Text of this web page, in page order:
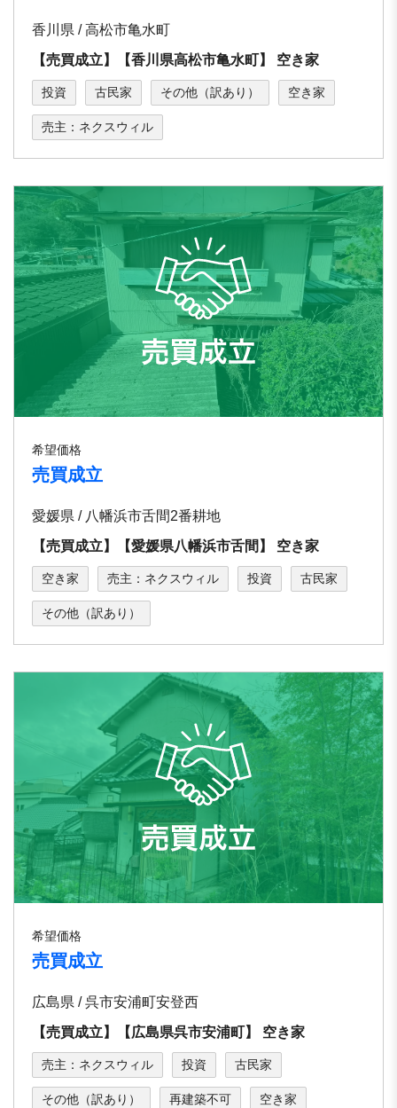
香川県 / 高松市⻲⽔町
【売買成立】【⾹川県⾼松市⻲⽔町】 空き家
投資 古民家 その他（訳あり） 空き家
売主：ネクスウィル
希望価格
売買成立
愛媛県 / ⼋幡浜市⾆間2番耕地
【売買成立】【愛媛県⼋幡浜市⾆間】 空き家
空き家 売主：ネクスウィル 投資 古民家
その他（訳あり）
希望価格
売買成立
広島県 / 呉市安浦町安登⻄
【売買成立】【広島県呉市安浦町】 空き家
売主：ネクスウィル 投資 古民家
その他（訳あり） 再建築不可 空き家